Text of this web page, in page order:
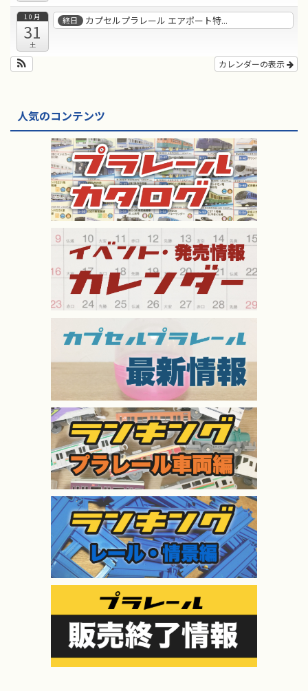
10月
31
土
終日 カプセルプラレール エアポート特...
カレンダーの表示
人気のコンテンツ